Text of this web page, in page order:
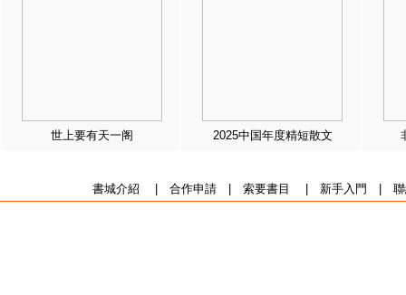
世上要有天一阁 2025中国年度精短散文
書城介紹 合作申請| 索要書目 新手入門